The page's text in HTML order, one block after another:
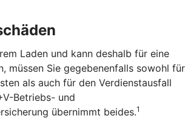
Laden und kann deshalb für eine
müssen Sie gegebenenfalls sowohl für
als auch für den Verdienstausfall
Betriebs- und
übernimmt beides.1